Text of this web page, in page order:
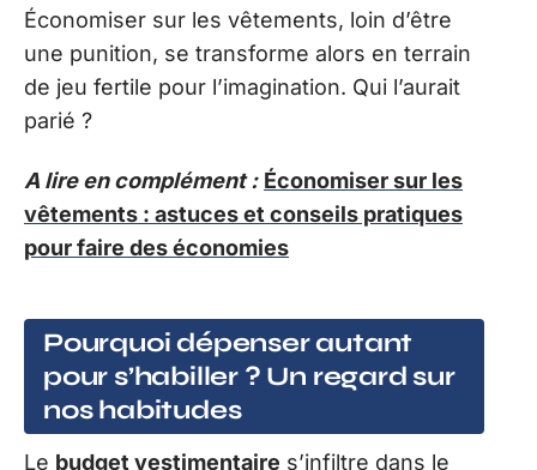
Économiser sur les vêtements, loin d’être
une punition, se transforme alors en terrain
de jeu fertile pour l’imagination. Qui l’aurait
parié ?
A lire en complément : Économiser sur les
vêtements : astuces et conseils pratiques
pour faire des économies
Pourquoi dépenser autant
pour s’habiller ? Un regard sur
nos habitudes
Le budget vestimentaire s’infiltre dans le